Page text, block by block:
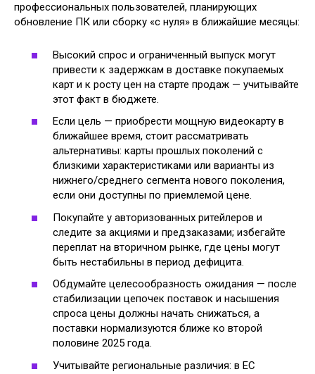
профессиональных пользователей, планирующих
обновление ПК или сборку «с нуля» в ближайшие месяцы:
Высокий спрос и ограниченный выпуск могут
привести к задержкам в доставке покупаемых
карт и к росту цен на старте продаж — учитывайте
этот факт в бюджете.
Если цель — приобрести мощную видеокарту в
ближайшее время, стоит рассматривать
альтернативы: карты прошлых поколений с
близкими характеристиками или варианты из
нижнего/среднего сегмента нового поколения,
если они доступны по приемлемой цене.
Покупайте у авторизованных ритейлеров и
следите за акциями и предзаказами; избегайте
переплат на вторичном рынке, где цены могут
быть нестабильны в период дефицита.
Обдумайте целесообразность ожидания — после
стабилизации цепочек поставок и насышения
спроса цены должны начать снижаться, а
поставки нормализуются ближе ко второй
половине 2025 года.
Учитывайте региональные различия: в ЕС